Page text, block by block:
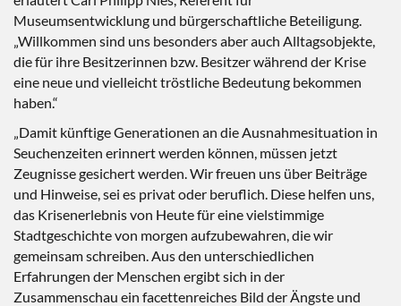
Museumsentwicklung und bürgerschaftliche Beteiligung.
„Willkommen sind uns besonders aber auch Alltagsobjekte,
die für ihre Besitzerinnen bzw. Besitzer während der Krise
eine neue und vielleicht tröstliche Bedeutung bekommen
haben.“
„Damit künftige Generationen an die Ausnahmesituation in
Seuchenzeiten erinnert werden können, müssen jetzt
Zeugnisse gesichert werden. Wir freuen uns über Beiträge
und Hinweise, sei es privat oder beruflich. Diese helfen uns,
das Krisenerlebnis von Heute für eine vielstimmige
Stadtgeschichte von morgen aufzubewahren, die wir
gemeinsam schreiben. Aus den unterschiedlichen
Erfahrungen der Menschen ergibt sich in der
Zusammenschau ein facettenreiches Bild der Ängste und